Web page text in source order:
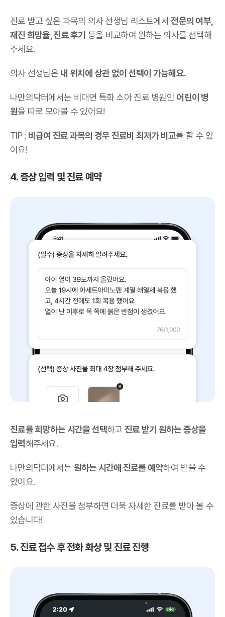
진료 받고 싶은 과목의 의사 선생님 리스트에서전문의 여부,
재진 희망율, 진료 후기 등을 비교하여 원하는 의사를 선택해
주세요.
의사 선생님은 내 위치에 상관 없이 선택이 가능해요.
나만의닥터에서는 비대면 특화 소아 진료 병원인 어린이 병
원을 따로 모아볼 수 있어요!
TIP : 비급여 진료 과목의 경우 진료비 최저가 비교를 할 수 있
어요!
4. 증상 입력 및 진료 예약
진료를 희망하는 시간을 선택하고 진료 받기 원하는 증상을
입력해주세요.
나만의닥터에서는 원하는 시간에 진료를 예약하여 받을 수
있어요.
증상에 관한 사진을 첨부하면 더욱 자세한 진료를 받아 볼 수
있습니다!
5. 진료 접수 후 전화 화상 및 진료 진행